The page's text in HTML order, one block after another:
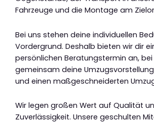
Fahrzeuge und die Montage am
Bei uns stehen deine individuellen
Vordergrund. Deshalb bieten wir dir
persönlichen Beratungstermin an,
gemeinsam deine
und einen maßgeschneiderten
Wir legen großen Wert auf Qualität
Zuverlässigkeit. Unsere geschulten